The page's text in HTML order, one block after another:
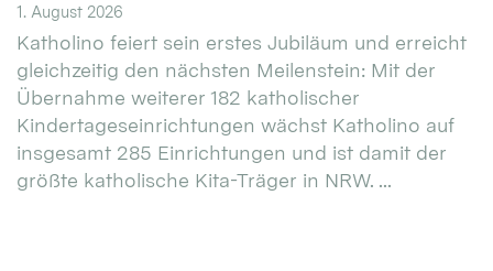
1. August 2026
Katholino feiert sein erstes Jubiläum und erreicht
gleichzeitig den nächsten Meilenstein: Mit der
Übernahme weiterer 182 katholischer
Kindertageseinrichtungen wächst Katholino auf
insgesamt 285 Einrichtungen und ist damit der
größte katholische Kita-Träger in NRW. ...